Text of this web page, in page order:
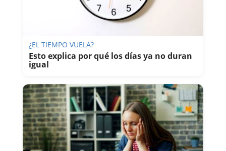
¿EL TIEMPO VUELA?
Esto explica por qué los días ya no duran
igual